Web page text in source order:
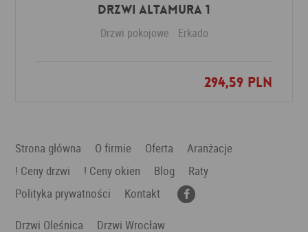
Drzwi Altamura 1
Drzwi pokojowe Erkado
294,59 PLN
Dodaj do ulubionych
Strona główna O firmie Oferta
Aranżacje
! Ceny drzwi
! Ceny okien Blog
Raty
Polityka prywatności
Kontakt
Drzwi Oleśnica
Drzwi Wrocław